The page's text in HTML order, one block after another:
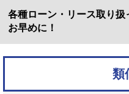
各種ローン・リース取り
お早めに！
類